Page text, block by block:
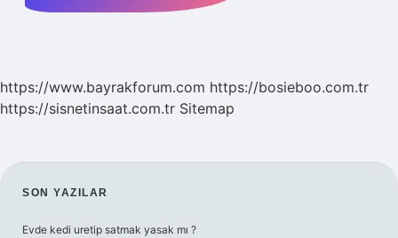
https://www.bayrakforum.com https://bosieboo.com.tr
https://sisnetinsaat.com.tr Sitemap
SIDEBAR
SON YAZILAR
Evde kedi uretip satmak yasak mı ?